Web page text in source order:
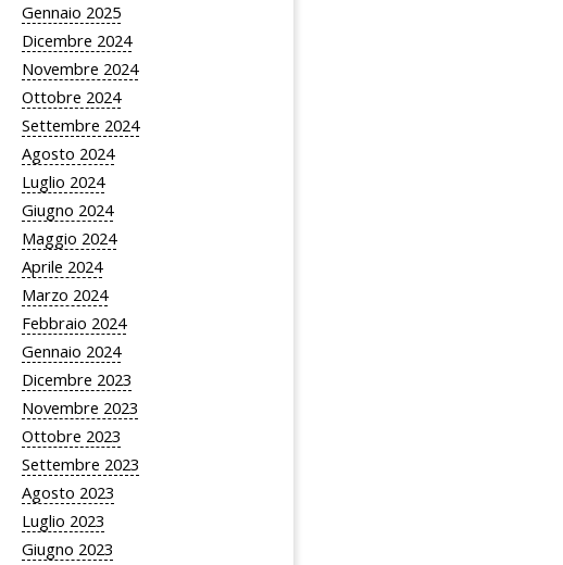
Gennaio 2025
Dicembre 2024
Novembre 2024
Ottobre 2024
Settembre 2024
Agosto 2024
Luglio 2024
Giugno 2024
Maggio 2024
Aprile 2024
Marzo 2024
Febbraio 2024
Gennaio 2024
Dicembre 2023
Novembre 2023
Ottobre 2023
Settembre 2023
Agosto 2023
Luglio 2023
Giugno 2023